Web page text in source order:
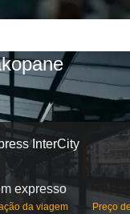
InterCity
expresso
da viagem Preço